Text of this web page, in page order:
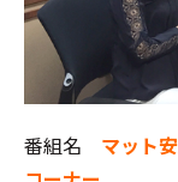
番組名 マット